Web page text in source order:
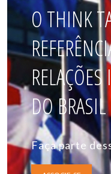
O THINK
DO BRASIL
Faça parte